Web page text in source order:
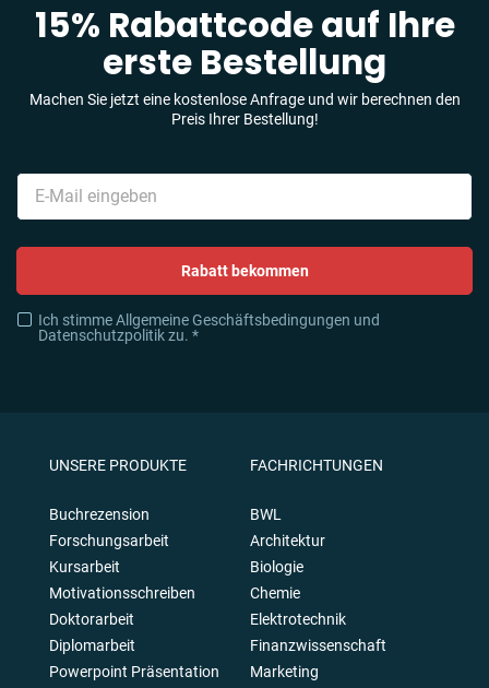
15% Rabattcode auf Ihre
erste Bestellung
Machen Sie jetzt eine kostenlose Anfrage und wir berechnen den
Preis Ihrer Bestellung!
Ich stimme Allgemeine Geschäftsbedingungen und
Datenschutzpolitik zu. *
Rabatt bekommen
UNSERE PRODUKTE
Buchrezension
Forschungsarbeit
Kursarbeit
Motivationsschreiben
Doktorarbeit
Diplomarbeit
Powerpoint Präsentation
FACHRICHTUNGEN
BWL
Architektur
Biologie
Chemie
Elektrotechnik
Finanzwissenschaft
Marketing